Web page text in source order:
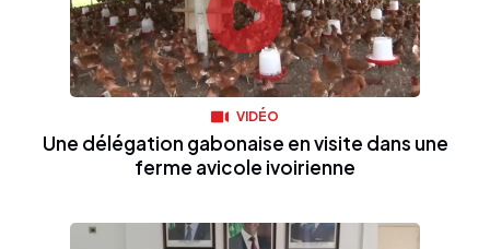
VIDÉO
Une délégation gabonaise en visite dans une
ferme avicole ivoirienne